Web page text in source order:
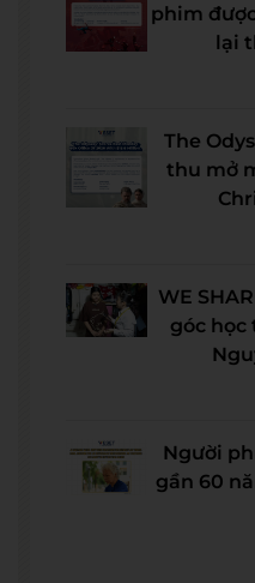
phim
lại
The
thu mở
WE
góc học
Người
gần 60